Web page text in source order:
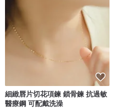
細緻唇片切花項鍊 鎖骨鍊 抗過敏
醫療鋼 可配戴洗澡